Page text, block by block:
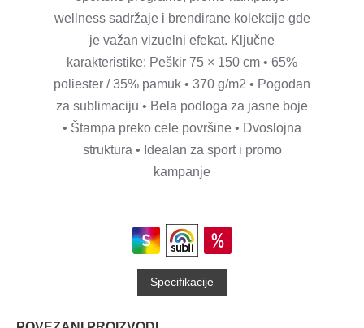
wellness sadržaje i brendirane kolekcije gde
je važan vizuelni efekat. Ključne
karakteristike: Peškir 75 × 150 cm • 65%
poliester / 35% pamuk • 370 g/m2 • Pogodan
za sublimaciju • Bela podloga za jasne boje
• Štampa preko cele površine • Dvoslojna
struktura • Idealan za sport i promo
kampanje
Specifikacije